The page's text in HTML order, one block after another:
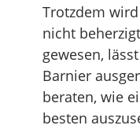
Trotzdem
nicht
gewesen,
Barnier
beraten, wie
besten